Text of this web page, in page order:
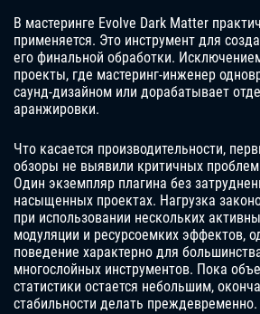
В мастеринге Evolve Dark Matter
применяется. Это инструмент для
его финальной обработки.
проекты, где мастеринг-инженер
саунд-дизайном или дорабатывает
аранжировки.
Что касается производительности,
обзоры не выявили критичных
Один экземпляр плагина без
насыщенных проектах. Нагрузка
при использовании нескольких
модуляции и ресурсоемких эффектов,
поведение характерно для
многослойных инструментов. Пока
статистики остается небольшим,
стабильности делать преждевременно.